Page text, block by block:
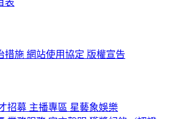
表
措施 網站使用協定 版權宣告
招募 主播專區 星藝象娛樂